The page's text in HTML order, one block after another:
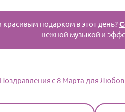
подарком в этот день?
нежной музыкой и
с 8 Марта для